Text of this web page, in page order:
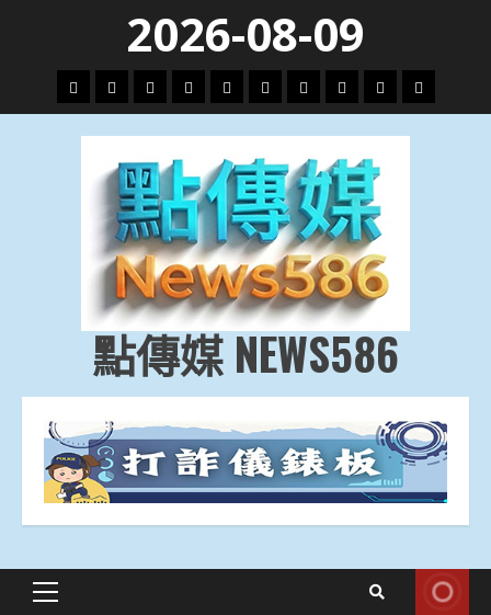
content
2026-08-09
頭
條
財
經
地
方.
會
文
教.
技
專
題
娛
樂
劇
政
治
國
際
運
動
生
活
點傳媒 NEWS586
Primary